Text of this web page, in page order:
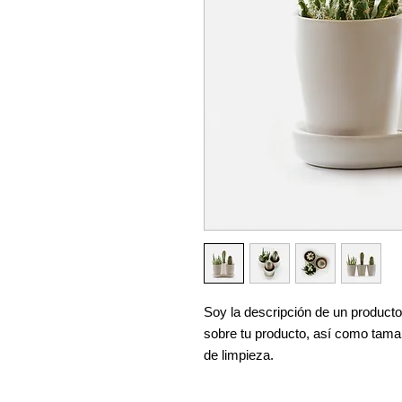
Soy la descripción de un
sobre tu producto, así como
de limpieza.